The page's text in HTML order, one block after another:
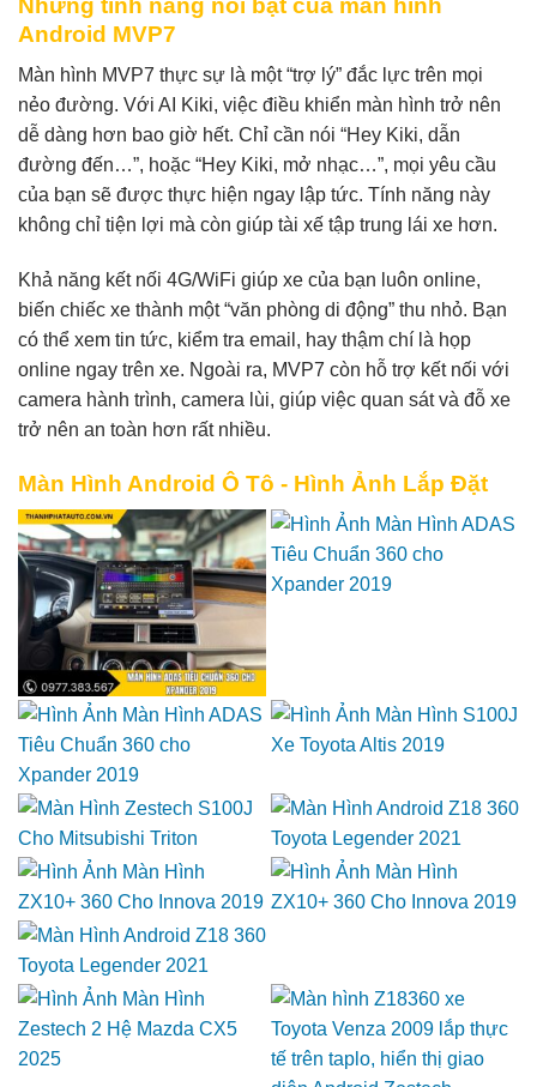
Android MVP7
Màn hình MVP7 thực sự là một “trợ lý” đắc lực trên mọi
nẻo đường. Với AI Kiki, việc điều khiển màn hình trở nên
dễ dàng hơn bao giờ hết. Chỉ cần nói “Hey Kiki, dẫn
đường đến…”, hoặc “Hey Kiki, mở nhạc…”, mọi yêu cầu
của bạn sẽ được thực hiện ngay lập tức. Tính năng này
không chỉ tiện lợi mà còn giúp tài xế tập trung lái xe hơn.
Khả năng kết nối 4G/WiFi giúp xe của bạn luôn online,
biến chiếc xe thành một “văn phòng di động” thu nhỏ. Bạn
có thể xem tin tức, kiểm tra email, hay thậm chí là họp
online ngay trên xe. Ngoài ra, MVP7 còn hỗ trợ kết nối với
camera hành trình, camera lùi, giúp việc quan sát và đỗ xe
trở nên an toàn hơn rất nhiều.
Màn Hình Android Ô Tô - Hình Ảnh Lắp Đặt